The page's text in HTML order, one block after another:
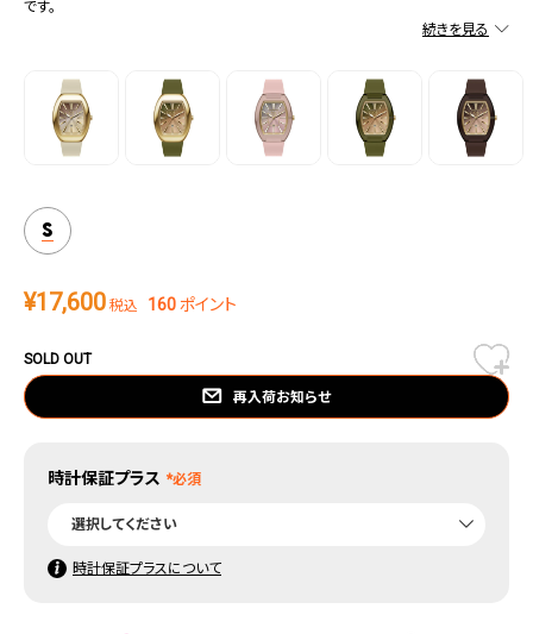
です。
エレガントでタイムレス、秋冬の重たくなりがちな装いに、遊び心ある差し色をプ
S
¥17,600 税込 160ポイント
SOLD OUT
再入荷お知らせ
時計保証プラス
時計保証プラスについて